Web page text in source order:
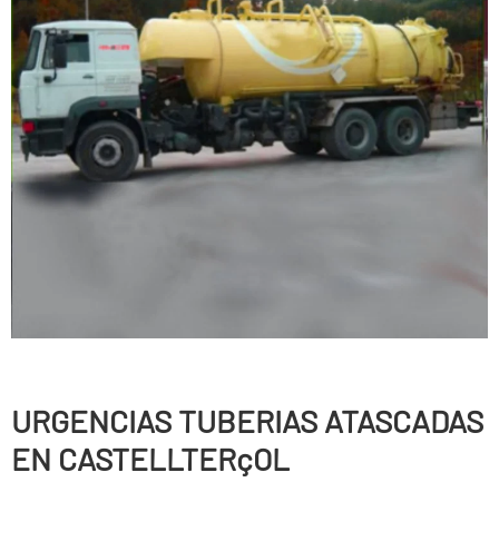
URGENCIAS TUBERIAS ATASCADAS
EN CASTELLTERçOL